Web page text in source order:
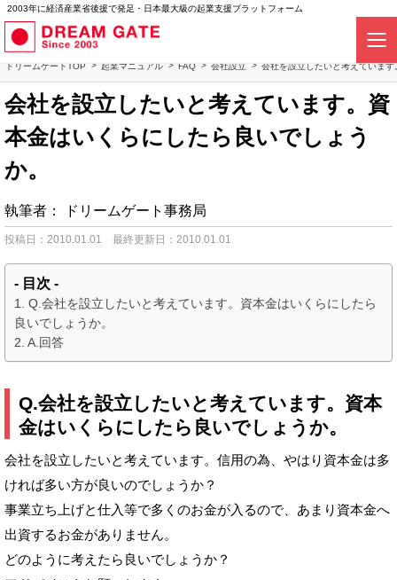
2003年に経済産業省後援で発足・日本最大級の起業支援プラットフォーム
ドリームゲートTOP 起業マニュアル FAQ 会社設立 会社を設立したいと考えていま
会社を設立したいと考えています。資
本金はいくらにしたら良いでしょう
か。
執筆者： ドリームゲート事務局
投稿日：2010.01.01 最終更新日：2010.01.01
- 目次 -
Q.会社を設立したいと考えています。資本金はいくらにしたら
良いでしょうか。
A.回答
Q.会社を設立したいと考えています。資本
金はいくらにしたら良いでしょうか。
会社を設立したいと考えています。信用の為、やはり資本金は多
ければ多い方が良いのでしょうか？
事業立ち上げと仕入等で多くのお金が入るので、あまり資本金へ
出資するお金がありません。
どのように考えたら良いでしょうか？